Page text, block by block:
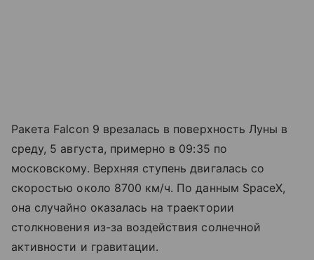
Ракета Falcon 9 врезалась в поверхность Луны в
среду, 5 августа, примерно в 09:35 по
московскому. Верхняя ступень двигалась со
скоростью около 8700 км/ч. По данным SpaceX,
она случайно оказалась на траектории
столкновения из-за воздействия солнечной
активности и гравитации.